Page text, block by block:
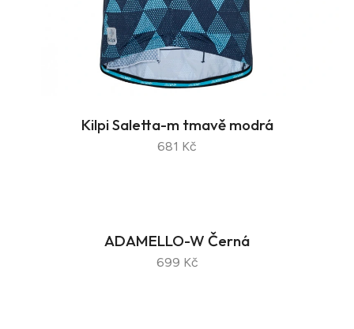
Kilpi Saletta-m tmavě modrá
681 Kč
ADAMELLO-W Černá
699 Kč